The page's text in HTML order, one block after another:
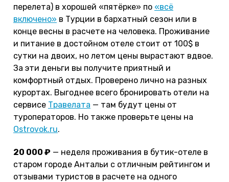
перелета) в хорошей «пятёрке» по «всё
включено» в Турции в бархатный сезон или в
конце весны в расчете на человека. Проживание
и питание в достойном отеле стоит от 100$ в
сутки на двоих, но летом цены вырастают вдвое.
За эти деньги вы получите приятный и
комфортный отдых. Проверено лично на разных
курортах. Выгоднее всего бронировать отели на
сервисе Травелата — там будут цены от
туроператоров. Но также проверьте цены на
Ostrovok.ru.
20 000 ₽ — неделя проживания в бутик-отеле в
старом городе Антальи с отличным рейтингом и
отзывами туристов в расчете на одного